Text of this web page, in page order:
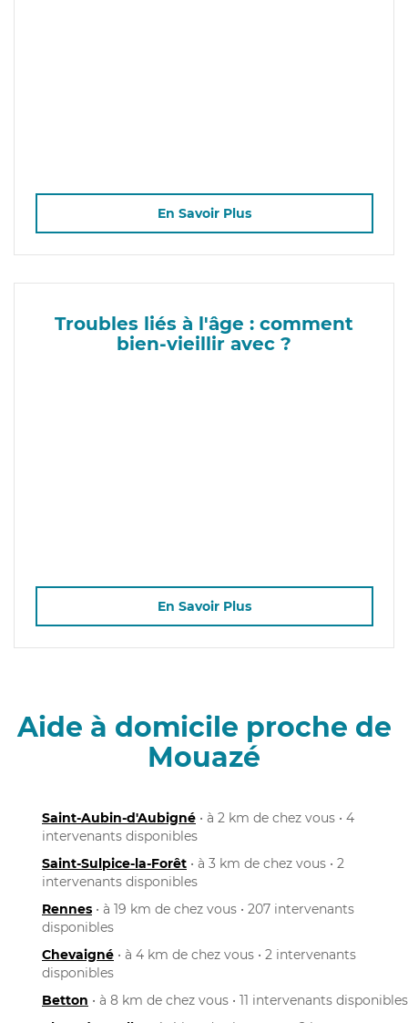
En Savoir Plus
Troubles liés à l'âge : comment
bien-vieillir avec ?
En Savoir Plus
Aide à domicile proche de
Mouazé
Saint-Aubin-d'Aubigné • à 2 km de chez vous • 4
intervenants disponibles
Saint-Sulpice-la-Forêt • à 3 km de chez vous • 2
intervenants disponibles
Rennes • à 19 km de chez vous • 207 intervenants
disponibles
Chevaigné • à 4 km de chez vous • 2 intervenants
disponibles
Betton • à 8 km de chez vous • 11 intervenants disponibles